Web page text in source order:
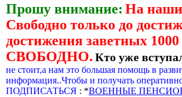
Прошу внимание: На
Свободно только до
достижения заветных
СВОБОДНО. Кто уже
не стоит,а нам это большая помощь в
информация..Чтобы и получать
ПОДПИСАТЬСЯ : *ВОЕННЫЕ